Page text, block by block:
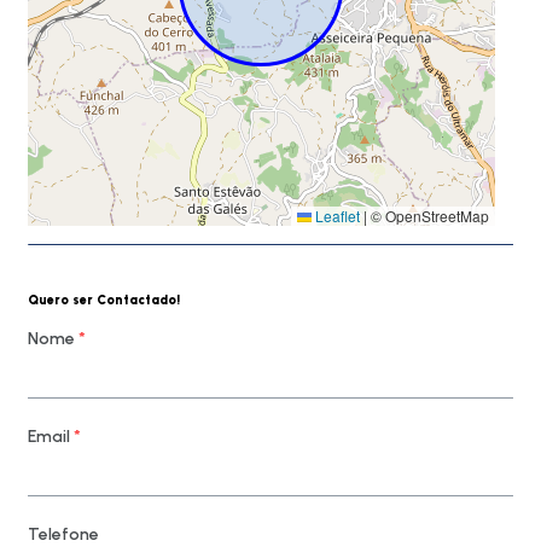
Leaflet | © OpenStreetMap
Quero ser Contactado!
Nome *
Email*
Telefone